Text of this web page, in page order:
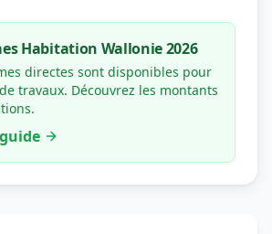
Habitation Wallonie 2026
directes sont disponibles pour
travaux. Découvrez les montants